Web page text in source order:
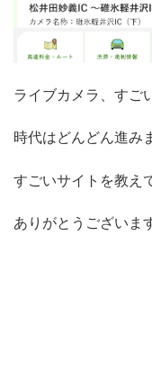
ライブカメラ、すご
時代はどんどん進み
すごいサイトを教え
ありがとうございま